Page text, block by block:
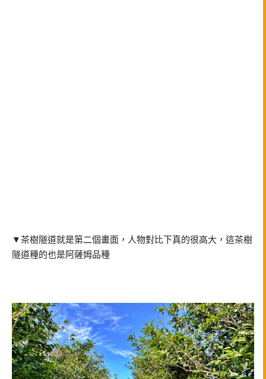
▼茶樹隧道就是第二個畫面，人物對比下真的很高大，這茶樹
隧道種的也是阿薩姆品種